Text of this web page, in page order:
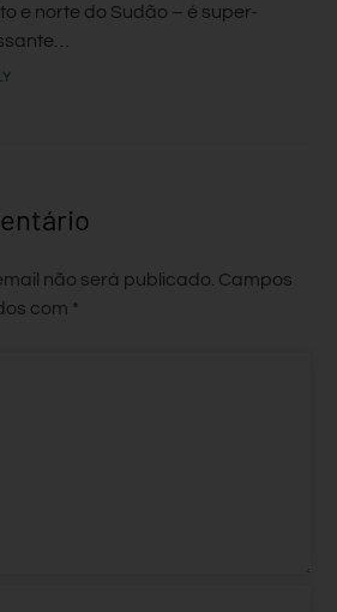
e norte do Sudão – é super-
não será publicado. Campos
com *